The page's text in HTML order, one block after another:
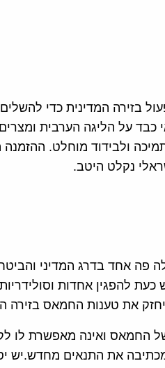
בזירה המדינית כדי
כבד על הליגה הערבית
תמיכה ולבידוד מוחלט.
נקלט היטב.
אחד בדרג המדיני
להפגין אחדות
את טענות החמאס בזירה
החמאס ואינה מאפשרת לו
את התנאים מחדש.יש